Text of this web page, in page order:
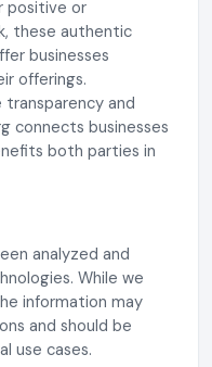
positive or
these authentic
businesses
offerings.
and
connects businesses
both parties in
analyzed and
While we
information may
and should be
use cases.